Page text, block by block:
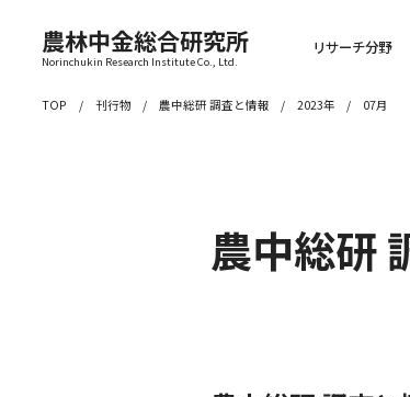
農林中金総合研究所
Norinchukin Research Institute Co., Ltd.
リサーチ分野
TOP 刊行物 農中総研 調査と情報 2023年 07月
農中総研